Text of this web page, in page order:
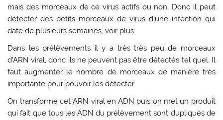
mais des morceaux de ce virus actifs ou non. Donc il peut
détecter des petits morceaux de virus d’une infection qui
date de plusieurs semaines, voir plus.
Dans les prélèvements il y a très très peu de morceaux
d’ARN viral, donc ils ne peuvent pas être détectés tel quel. Il
faut augmenter le nombre de morceaux de manière très
importante pour pouvoir les détecter.
On transforme cet ARN viral en ADN puis on met un produit
qui fait que tous les ADN du prélèvement sont dupliqués de